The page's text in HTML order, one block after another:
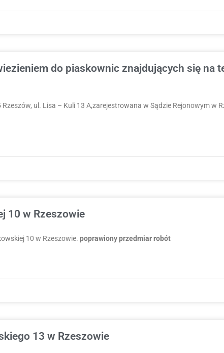
do piaskownic znajdujących się na
ul. Lisa – Kuli 13 A,zarejestrowana w Sądzie Rejonowym w
10 w Rzeszowie
10 w Rzeszowie. poprawiony przedmiar robót
13 w Rzeszowie